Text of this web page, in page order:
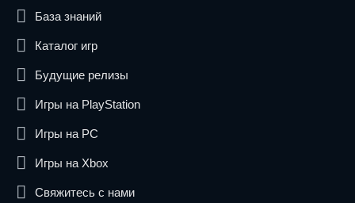
База знаний
Каталог игр
Будущие релизы
Игры на PlayStation
Игры на PC
Игры на Xbox
Свяжитесь с нами